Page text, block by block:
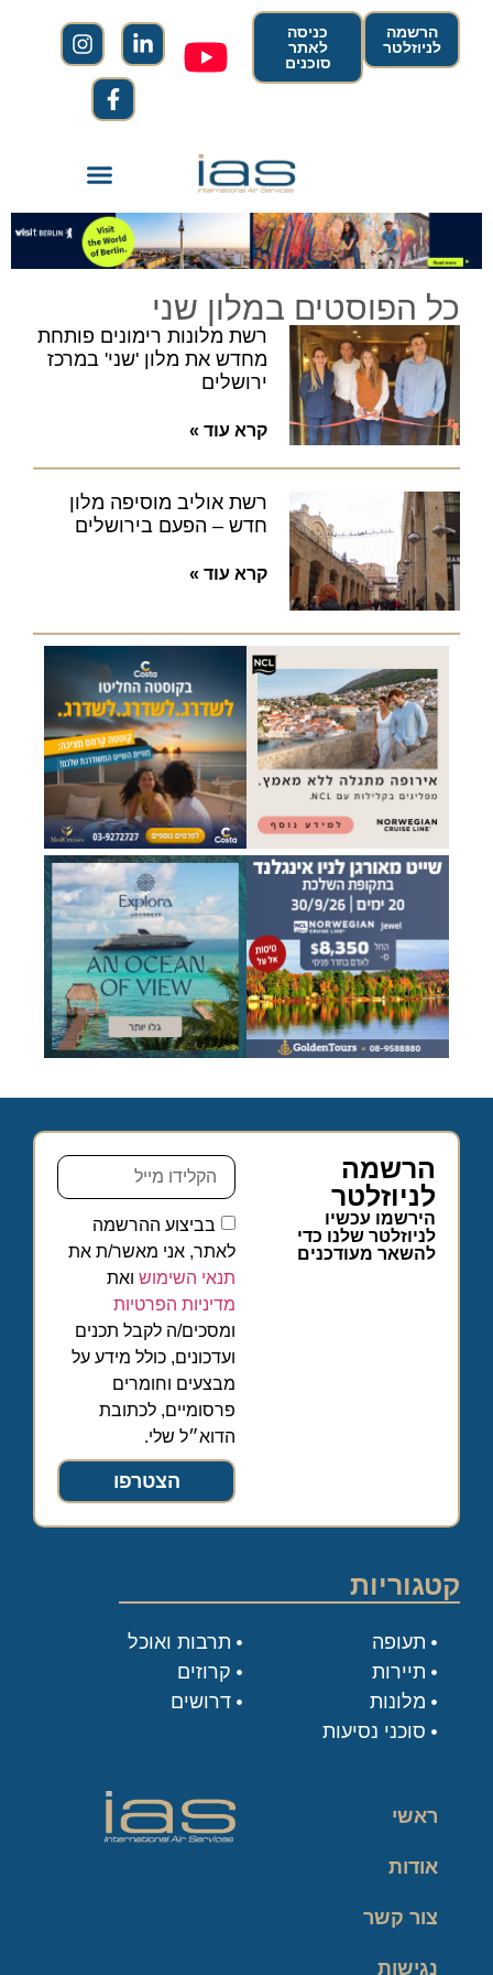
הרשמה
לניוזלטר
כניסה
לאתר
סוכנים
כל הפוסטים במלון שני
רשת מלונות רימונים פותחת
מחדש את מלון 'שני' במרכז
ירושלים
קרא עוד »
רשת אוליב מוסיפה מלון
חדש – הפעם בירושלים
קרא עוד »
הרשמה
לניוזלטר
הירשמו עכשיו
לניוזלטר שלנו כדי
להשאר מעודכנים
בביצוע ההרשמה
לאתר, אני מאשר/ת את
תנאי השימוש ואת
מדיניות הפרטיות
ומסכים/ה לקבל תכנים
ועדכונים, כולל מידע על
מבצעים וחומרים
פרסומיים, לכתובת
הדוא״ל שלי.
הצטרפו
קטגוריות
תעופה
תיירות
מלונות
סוכני נסיעות
תרבות ואוכל
קרוזים
דרושים
ראשי
אודות
צור קשר
נגישות